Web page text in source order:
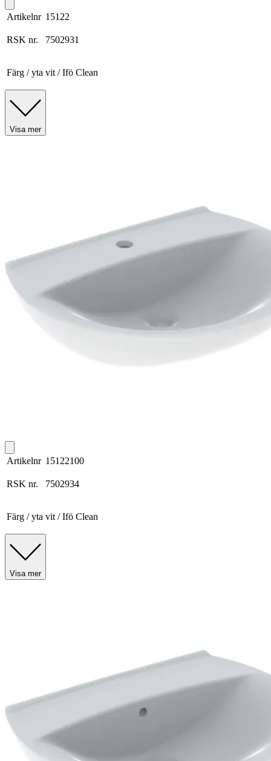
Artikelnr 15122
RSK nr. 7502931
Färg / yta vit / Ifö Clean
Visa mer
Artikelnr 15122100
RSK nr. 7502934
Färg / yta vit / Ifö Clean
Visa mer